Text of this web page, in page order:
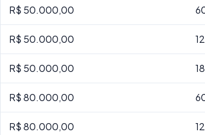
R$ 50.000,00
R$ 50.000,00
R$ 50.000,00
R$ 80.000,00
R$ 80.000,00